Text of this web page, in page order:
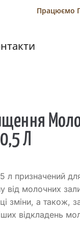
Працюємо
Л
л призначений
від молочних
зміни, а також,
відкладень